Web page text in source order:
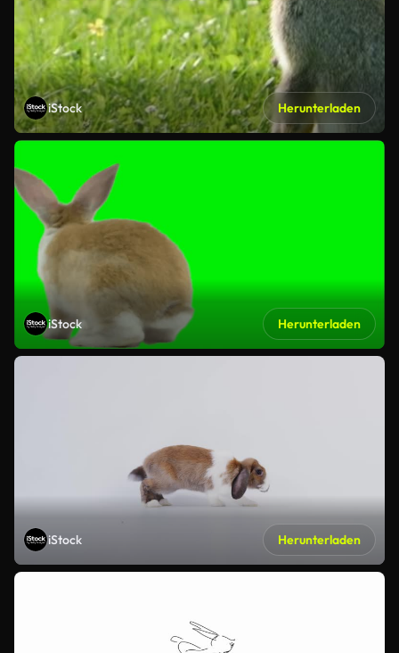
iStock Herunterladen
iStock Herunterladen
iStock Herunterladen